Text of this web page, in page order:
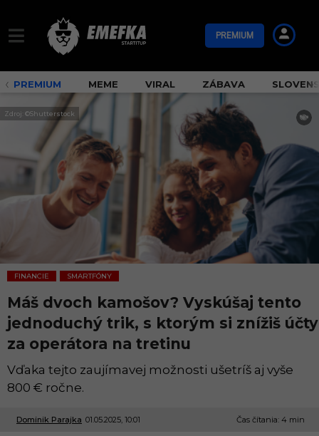
PREMIUM
PREMIUM MEME VIRAL ZÁBAVA
Zdroj: ©Shutterstock
FINANCIE
,
SMARTFÓNY
Máš dvoch kamošov? Vyskúšaj tento
jednoduchý trik, s ktorým si znížiš účty
za operátora na tretinu
Vďaka tejto zaujímavej možnosti ušetríš aj vyše
800 € ročne.
Dominik Parajka 01.05.2025, 10:01
2
Čas čítania: 4 min